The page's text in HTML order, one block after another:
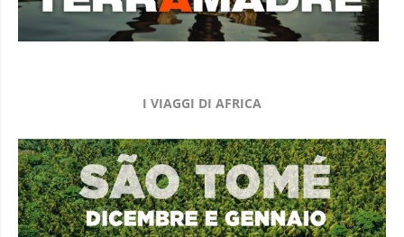
I VIAGGI DI AFRICA